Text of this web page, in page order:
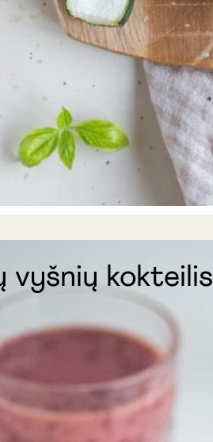
vyšnių kokteilis